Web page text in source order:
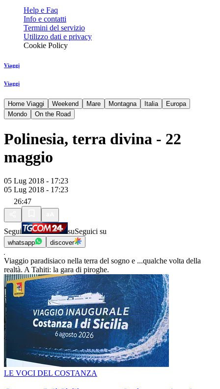
Help e Faq
Info e contatti
Termini del servizio
Utilizzo dati e privacy
Cookie Policy
Viaggi
Viaggi
Home Viaggi Weekend Mare Montagna Italia
Europa
Mondo
On the Road
Polinesia, terra divina - 22
maggio
05 Lug 2018 - 17:23
05 Lug 2018 - 17:23
26:47
Segui suSeguici su
whatsapp discover
Viaggio paradisiaco nella terra del sogno e ...qualche volta della
realtà. A Tahiti: la gara di piroghe.
LE VOCI DEL COSTANZA